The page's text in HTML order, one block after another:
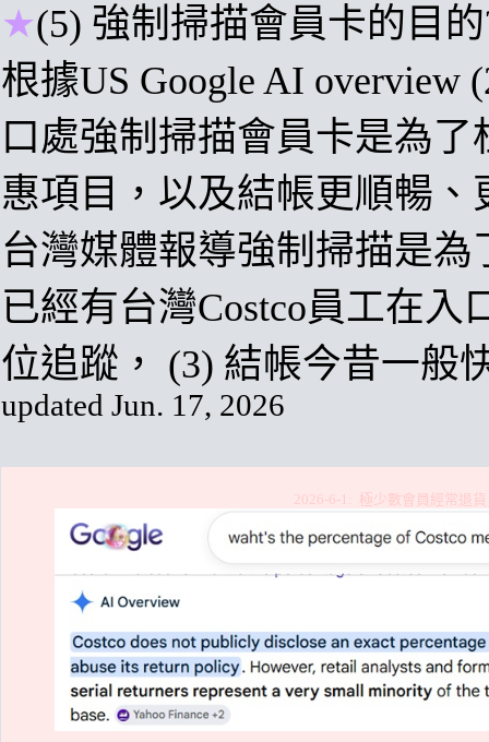
★(5) 強制掃描會員卡的 目的
根據US Google AI overview
口處強制掃描會員卡是為
惠項目 ，以及結帳更順暢、
台灣媒體報導強制掃描是為
已經有台灣Costco員工在入
位追蹤 ， (3) 結帳今昔一般
updated Jun. 17, 2026
2026-6-1 極少數會員經常退貨